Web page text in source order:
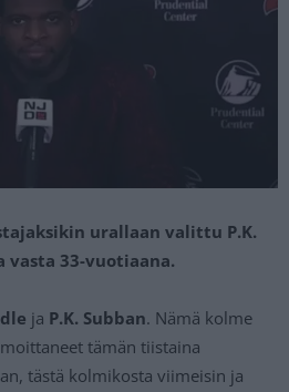
urallaan valittu P.K.
vasta 33-vuotiaana.
ja P.K. Subban. Nämä kolme
tämän tiistaina
tästä kolmikosta viimeisin ja